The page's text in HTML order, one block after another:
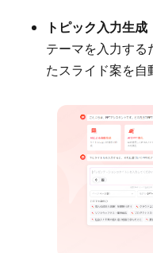
トピック入力生成
テーマを入力する
たスライド案を自